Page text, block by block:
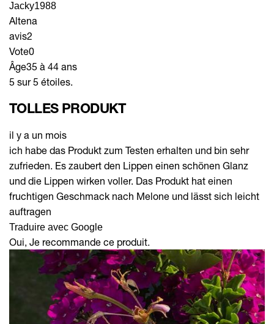
Jacky1988
Altena
avis2
Vote0
Âge35 à 44 ans
5 sur 5 étoiles.
TOLLES PRODUKT
il y a un mois
ich habe das Produkt zum Testen erhalten und bin sehr
zufrieden. Es zaubert den Lippen einen schönen Glanz
und die Lippen wirken voller. Das Produkt hat einen
fruchtigen Geschmack nach Melone und lässt sich leicht
auftragen
Traduire avec Google
Oui, Je recommande ce produit.